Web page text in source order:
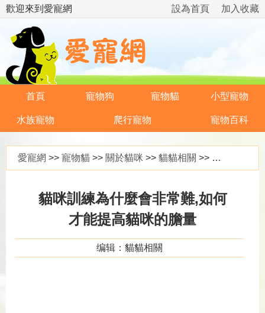
歡迎來到愛寵網 加入收藏
設為首頁
首頁 寵物狗 寵物貓 小型寵物
水族寵物 爬行寵物 寵物百科
愛寵網 >> 寵物貓 >> 關於貓咪 >> 貓貓相關 >> 貓咪訓練為什麼會非常難,如何才能提高貓咪的膽量
貓咪訓練為什麼會非常難,如何
才能提高貓咪的膽量
编辑：貓貓相關